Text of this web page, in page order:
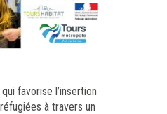
favorise l’insertion
à travers un